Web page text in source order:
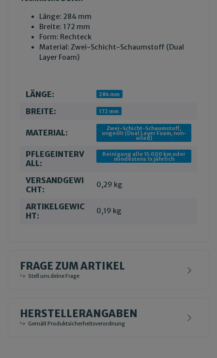
Länge: 284 mm
Breite: 172 mm
Form: Rechteck
Material: Zwei-Schicht-Schaumstoff (Dual
Layer Foam)
Produkteigenschaft
Wert
LÄNGE: 284 mm
BREITE: 172 mm
MATERIAL: Zwei-Schicht-Schaumstoff,
ungeölt (Dual Layer Foam, non-
oiled)
PFLEGEINTERV
ALL:
Reinigung alle 15.000 km oder
mindestens 1x jährlich
VERSANDGEWI
CHT:
0,29 kg
ARTIKELGEWIC
HT:
0,19 kg
FRAGE ZUM ARTIKEL
Stell uns deine Frage
HERSTELLERANGABEN
Gemäß Produktsicherheitsverordnung